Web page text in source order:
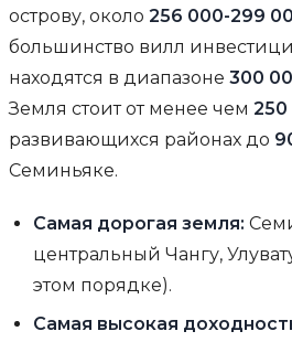
острову, около 256 000-299
большинство вилл
находятся в диапазоне 300
Земля стоит от менее чем 250
развивающихся районах до
Семиньяке.
Самая дорогая земля:
центральный Чангу,
этом порядке).
Самая высокая